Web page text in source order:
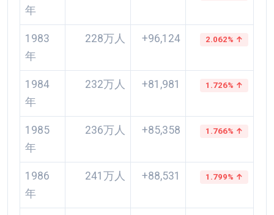
年
1983
年
228万人 +96,124 2.062% ↑
1984
年
232万人 +81,981 1.726% ↑
1985
年
236万人 +85,358 1.766% ↑
1986
年
241万人 +88,531 1.799% ↑